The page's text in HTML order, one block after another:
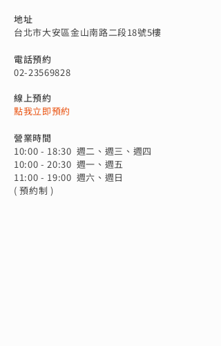
地址
台北市大安區金山南路二段18號5樓
電話預約
02-23569828
線上預約
點我立即預約
營業時間
10:00 - 18:30 週二、週三 、週四
10:00 - 20:30 週一、週五
11:00 - 19:00 週六、週日
( 預約制 )